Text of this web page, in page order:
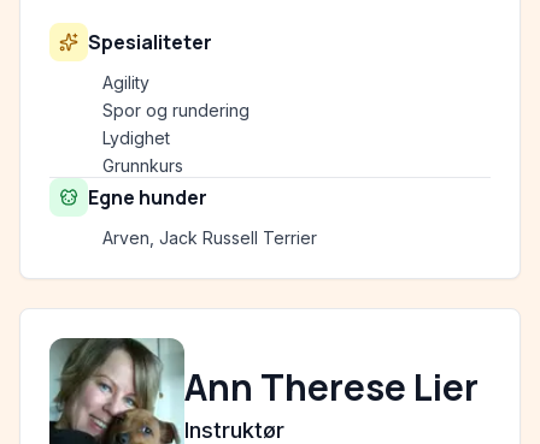
Spesialiteter
Agility
Spor og rundering
Lydighet
Grunnkurs
Egne hunder
Arven, Jack Russell Terrier
Ann Therese Lier
Instruktør